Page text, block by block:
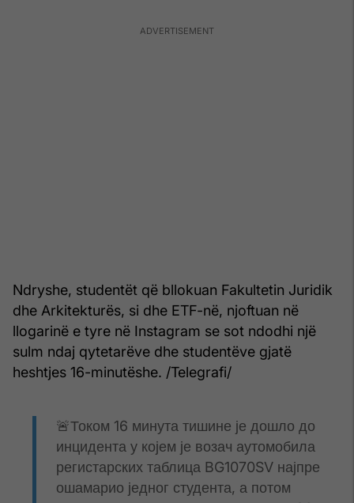
Ndryshe, studentët që bllokuan Fakultetin Juridik
dhe Arkitekturës, si dhe ETF-në, njoftuan në
llogarinë e tyre në Instagram se sot ndodhi një
sulm ndaj qytetarëve dhe studentëve gjatë
heshtjes 16-minutëshe. /Telegrafi/
🚨Током 16 минута тишине је дошло до
инцидента у којем је возач аутомобила
регистарских таблица BG1070SV најпре
ошамарио једног студента, а потом